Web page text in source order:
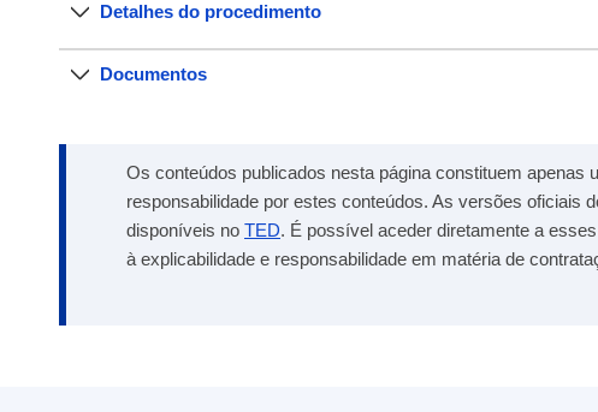
Detalhes do procedimento
Documentos
Os conteúdos publicados nesta página constituem
responsabilidade por estes conteúdos. As versões oficiais
disponíveis no TED. É possível aceder diretamente a
à explicabilidade e responsabilidade em matéria de